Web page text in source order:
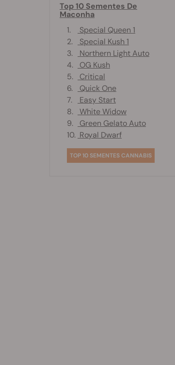
Top 10 Sementes De
Maconha
1.
Special Queen 1
2.
Special Kush 1
3.
Northern Light Auto
4.
OG Kush
5.
Critical
6.
Quick One
7.
Easy Start
8.
White Widow
9.
Green Gelato Auto
10. Royal Dwarf
TOP 10 SEMENTES CANNABIS